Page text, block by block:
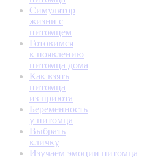
Симулятор
жизни с
питомцем
Готовимся
к появлению
питомца дома
Как взять
питомца
из приюта
Беременность
у питомца
Выбрать
кличку
Изучаем эмоции питомца